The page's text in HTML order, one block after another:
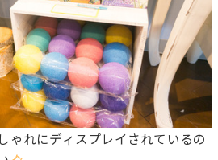
ゃれにディスプレイされているの